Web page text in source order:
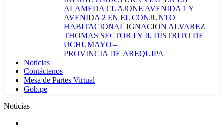
ALAMEDA CUAJONE AVENIDA 1 Y
AVENIDA 2 EN EL CONJUNTO
HABITACIONAL IGNACION ALVAREZ
THOMAS SECTOR I Y II, DISTRITO DE
UCHUMAYO –
PROVINCIA DE AREQUIPA
Noticias
Contáctenos
Mesa de Partes Virtual
Gob.pe
Noticias